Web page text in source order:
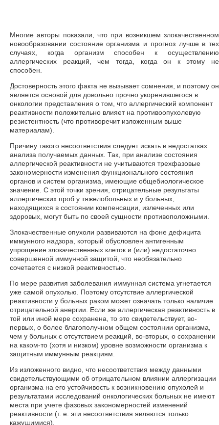
Многие авторы показали, что при возникшем злокачественном
новообразовании состояние организма и прогноз лучше в тех
случаях, когда организм способен к осуществлению
аллергических реакций, чем тогда, когда он к этому не
способен.
Достоверность этого факта не вызывает сомнения, и поэтому он
является основой для довольно прочно укоренившегося в
онкологии представления о том, что аллергический компонент
реактивности положительно влияет на противоопухолевую
резистентность (что противоречит изложенным выше
материалам).
Причину такого несоответствия следует искать в недостатках
анализа получаемых данных. Так, при анализе состояния
аллергической реактивности не учитываются трехфазовые
закономерности изменения функционального состояния
органов и систем организма, имеющие общебиологическое
значение. С этой точки зрения, отрицательные результаты
аллергических проб у тяжелобольных и у больных,
находящихся в состоянии компенсации, излеченных или
здоровых, могут быть по своей сущности противоположными.
Злокачественные опухоли развиваются на фоне дефицита
иммунного надзора, который обусловлен антигенным
упрощение злокачественных клеток и (или) недостаточно
совершенной иммунной защитой, что необязательно
сочетается с низкой реактивностью.
По мере развития заболевания иммунная система угнетается
уже самой опухолью. Поэтому отсутствие аллергической
реактивности у больных раком может означать только наличие
отрицательной анергии. Если же аллергическая реактивность в
той или иной мере сохранена, то это свидетельствует, во-
первых, о более благополучном общем состоянии организма,
чем у больных с отсутствием реакций, во-вторых, о сохранении
на каком-то (хотя и низком) уровне возможности организма к
защитным иммунным реакциям.
Из изложенного видно, что несоответствия между данными
свидетельствующими об отрицательном влиянии аллергизации
организма на его устойчивость к возникновению опухолей и
результатами исследований онкологических больных не имеют
места при учете фазовых закономерностей изменений
реактивности (т. е. эти несоответствия являются только
кажущимися).